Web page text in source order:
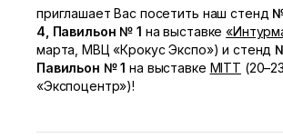
приглашает Вас посетить наш стенд
4, Павильон № 1 на выставке
марта, МВЦ «Крокус Экспо») и стенд
Павильон № 1 на выставке MITT
«Экспоцентр»)!